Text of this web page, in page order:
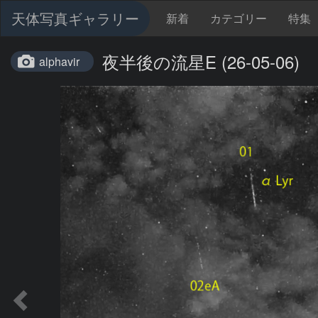
天体写真ギャラリー 新着 カテゴリー 特集
alphavir 夜半後の流星E (26-05-06)